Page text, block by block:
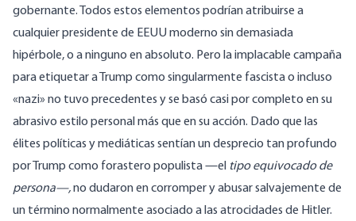
gobernante. Todos estos elementos podrían atribuirse a
cualquier presidente de EEUU moderno sin demasiada
hipérbole, o a ninguno en absoluto. Pero la implacable campaña
para etiquetar a Trump como singularmente fascista o incluso
«nazi» no tuvo precedentes y se basó casi por completo en su
abrasivo estilo personal más que en su acción. Dado que las
élites políticas y mediáticas sentían un desprecio tan profundo
por Trump como forastero populista —el tipo equivocado de
persona—,no dudaron en corromper y abusar salvajemente de
un término normalmente asociado a las atrocidades de Hitler.